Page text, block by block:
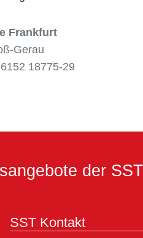
Frankfurt
Gerau
18775-29
der
SST Kontakt